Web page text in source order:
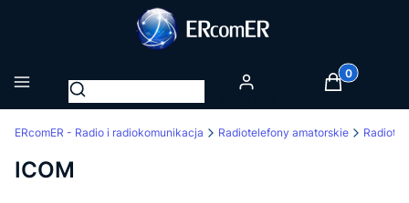
Otwórz wyszukiwarkę Produkty w
ERcomER - Radio i radiokomunikacja Radiotelefony amatorskie
ICOM